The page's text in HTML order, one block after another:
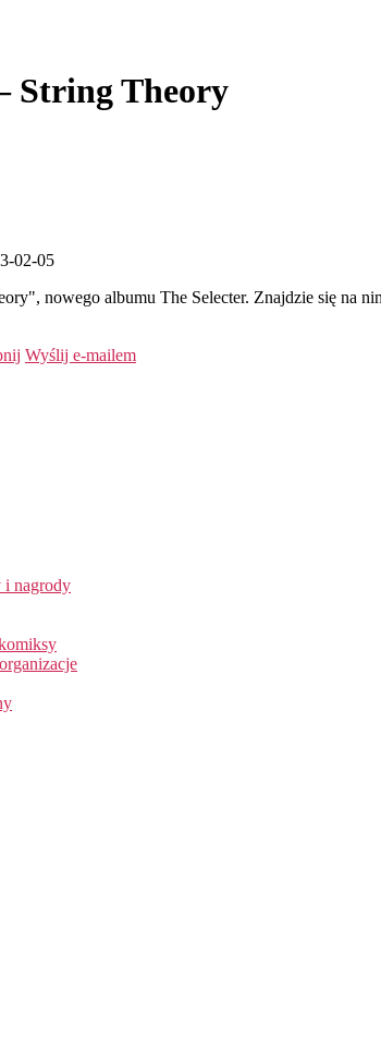
String Theory
02-05
nowego albumu The Selecter. Znajdzie się na
Wyślij e-mailem
i nagrody